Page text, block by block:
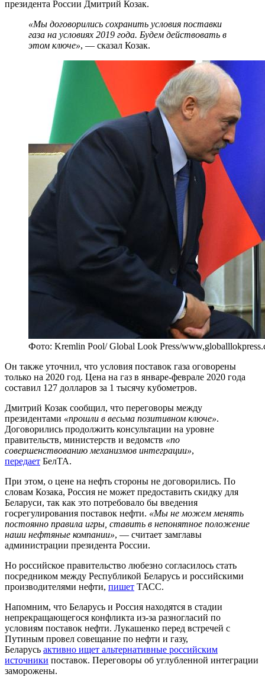
президента России Дмитрий Козак.
«Мы договорились сохранить условия поставки
газа на условиях 2019 года. Будем действовать в
этом ключе», — сказал Козак.
Фото: Kremlin Pool/ Global Look Press/
Он также уточнил, что условия поставок газа оговорены
только на 2020 год. Цена на газ в январе-феврале 2020 года
составил 127 долларов за 1 тысячу кубометров.
Дмитрий Козак сообщил, что переговоры между
президентами «прошли в весьма позитивном ключе».
Договорились продолжить консультации на уровне
правительств, министерств и ведомств «по
совершенствованию механизмов интеграции»,
передает БелТА.
При этом, о цене на нефть стороны не договорились. По
словам Козака, Россия не может предоставить скидку для
Беларуси, так как это потребовало бы введения
госрегулирования поставок нефти. «Мы не можем менять
постоянно правила игры, ставить в непонятное положение
наши нефтяные компании», — считает замглавы
администрации президента России.
Но российское правительство любезно согласилось стать
посредником между Республикой Беларусь и российскими
производителями нефти, пишет ТАСС.
Напомним, что Беларусь и Россия находятся в стадии
непрекращающегося конфликта из-за разногласий по
условиям поставок нефти. Лукашенко перед встречей с
Путиным провел совещание по нефти и газу,
Беларусь активно ищет альтернативные российским
источники поставок. Переговоры об углубленной интеграции
заморожены.